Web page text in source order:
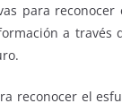
para reconocer
a
reconocer el